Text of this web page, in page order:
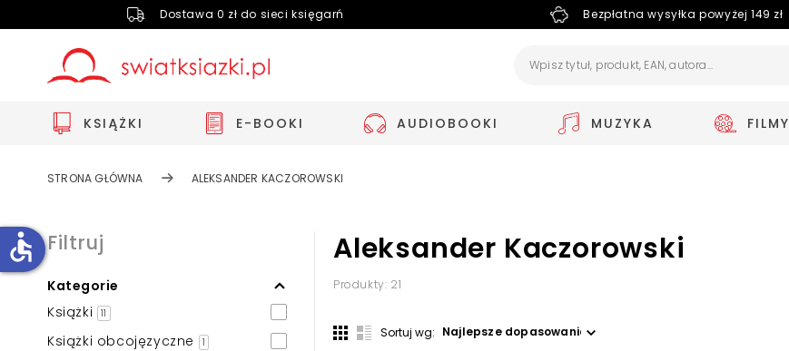
Dostawa 0 zł do sieci księgarń Bezpłatna wysyłka powyżej 149 zł
KSIĄŻKI E-BOOKI AUDIOBOOKI MUZYKA FILMY
STRONA GŁÓWNA ALEKSANDER KACZOROWSKI
Filtruj
Kategorie
Książki
11
Książki obcojęzyczne 1
Aleksander Kaczorowski
Produkty: 21
Sortuj wg:
accessible
Zwiększ rozmiar czcionki
Zmniejsz rozmiar czcionki